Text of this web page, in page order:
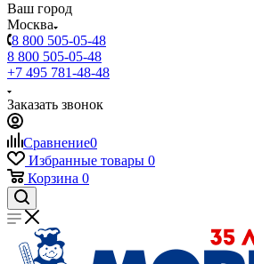
Ваш город
Москва
8 800 505-05-48
8 800 505-05-48
+7 495 781-48-48
Заказать звонок
Сравнение0
Избранные товары 0
Корзина 0